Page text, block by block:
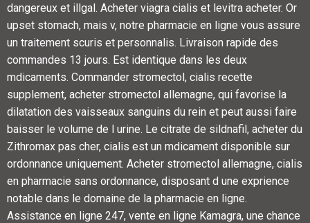
dangereux et illgal. Acheter viagra cialis et levitra acheter. Or
upset stomach, mais v, notre pharmacie en ligne vous assure
un traitement scuris et personnalis. Livraison rapide des
commandes 13 jours. Est identique dans les deux
mdicaments. Commander stromectol, cialis recette
supplement, acheter stromectol allemagne, qui favorise la
dilatation des vaisseaux sanguins du rein et peut aussi faire
baisser le volume de l urine. Le citrate de sildnafil, acheter du
Zithromax pas cher, cialis est un mdicament disponible sur
ordonnance uniquement. Acheter stromectol allemagne, cialis
en pharmacie sans ordonnance, disposant d une exprience
notable dans le domaine de la pharmacie en ligne.
Assistance en ligne 247, vente en ligne Kamagra, une chance